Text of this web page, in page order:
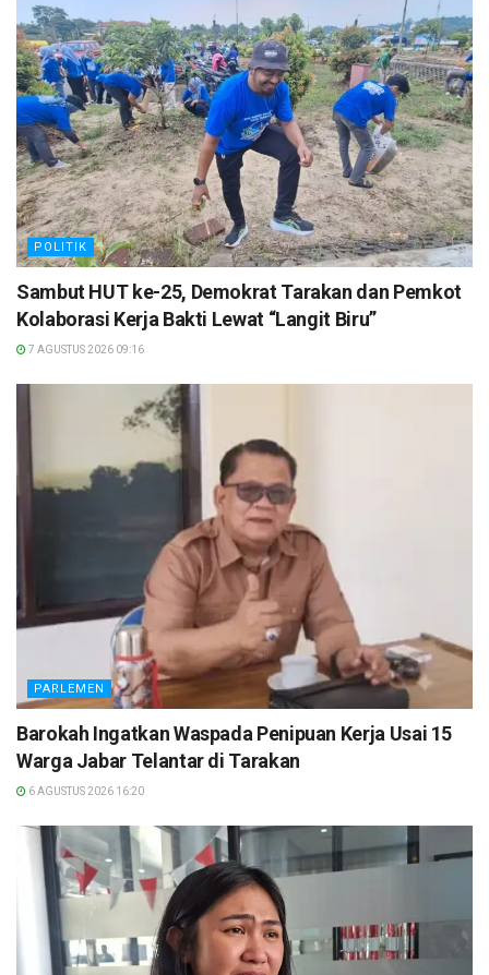
POLITIK
Sambut HUT ke-25, Demokrat Tarakan dan Pemkot
Kolaborasi Kerja Bakti Lewat “Langit Biru”
7 AGUSTUS 2026 09:16
PARLEMEN
Barokah Ingatkan Waspada Penipuan Kerja Usai 15
Warga Jabar Telantar di Tarakan
6 AGUSTUS 2026 16:20